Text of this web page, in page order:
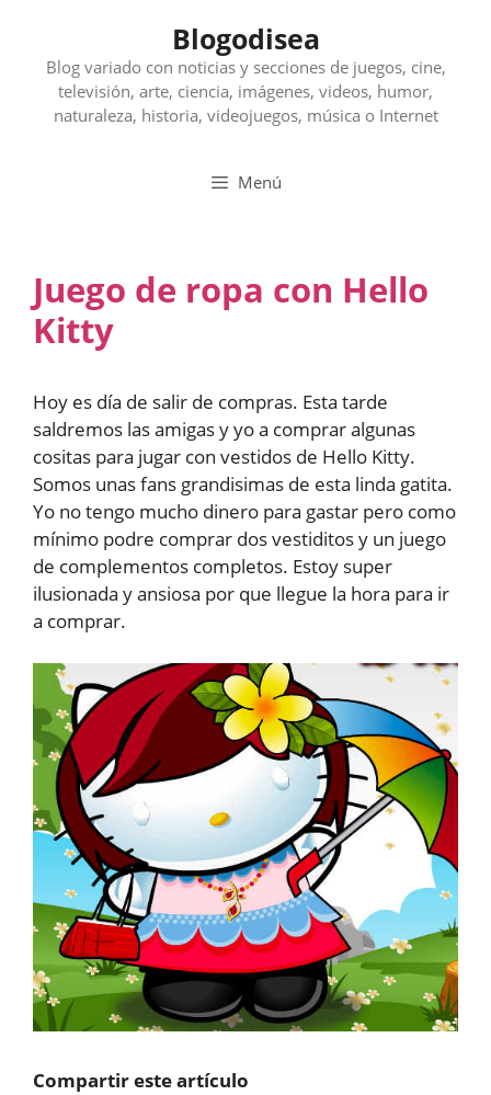
contenido
Blogodisea
Blog variado con noticias y secciones de juegos, cine,
televisión, arte, ciencia, imágenes, videos, humor,
naturaleza, historia, videojuegos, música o Internet
Menú
Juego de ropa con Hello
Kitty
Hoy es día de salir de compras. Esta tarde
saldremos las amigas y yo a comprar algunas
cositas para jugar con vestidos de Hello Kitty.
Somos unas fans grandisimas de esta linda gatita.
Yo no tengo mucho dinero para gastar pero como
mínimo podre comprar dos vestiditos y un juego
de complementos completos. Estoy super
ilusionada y ansiosa por que llegue la hora para ir
a comprar.
Compartir este artículo